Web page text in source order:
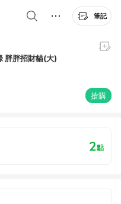
筆記
胖胖招財貓(大)
搶購
2點